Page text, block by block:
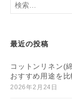
索:
最近の投稿
コットンリネン(
おすすめ用途を
2026年2月24日